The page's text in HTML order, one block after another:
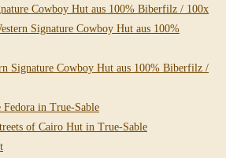
Cowboy Hut aus 100% Biberfilz / 100x
Signature Cowboy Hut aus 100%
Signature Cowboy Hut aus 100% Biberfilz /
Fedora in True-Sable
of Cairo Hut in True-Sable